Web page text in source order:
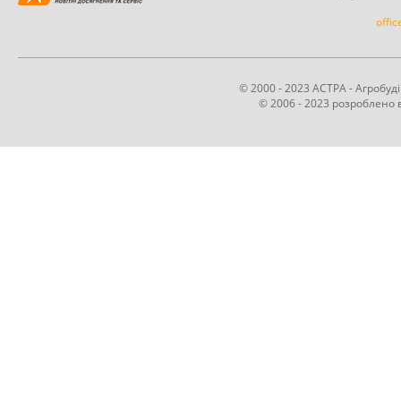
© 2000 - 2023 АСТРА -
© 2006 - 2023 розроблено в